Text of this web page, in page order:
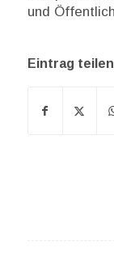
und
Eintrag teilen